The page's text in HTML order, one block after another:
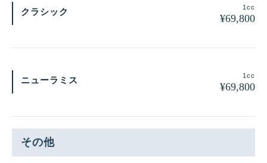
クラシック 1cc
¥69,800
ニューラミス 1cc
¥69,800
その他